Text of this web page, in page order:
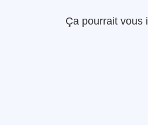
Ça pourrait vous